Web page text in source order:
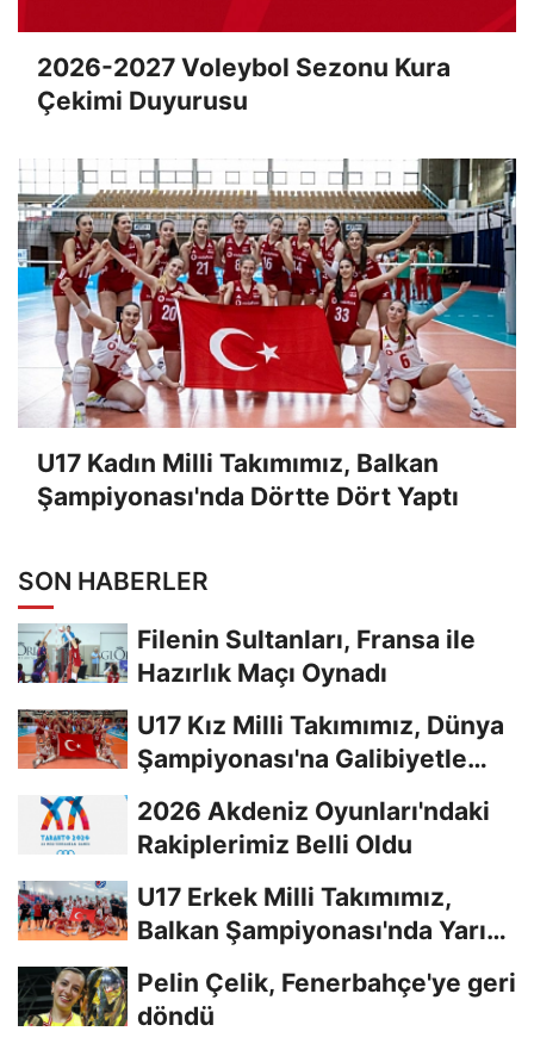
2026-2027 Voleybol Sezonu Kura
Çekimi Duyurusu
U17 Kadın Milli Takımımız, Balkan
Şampiyonası'nda Dörtte Dört Yaptı
SON HABERLER
Filenin Sultanları, Fransa ile
Hazırlık Maçı Oynadı
U17 Kız Milli Takımımız, Dünya
Şampiyonası'na Galibiyetle
2026 Akdeniz Oyunları'ndaki
Rakiplerimiz Belli Oldu
U17 Erkek Milli Takımımız,
Balkan Şampiyonası'nda Yarı
Pelin Çelik, Fenerbahçe'ye geri
döndü